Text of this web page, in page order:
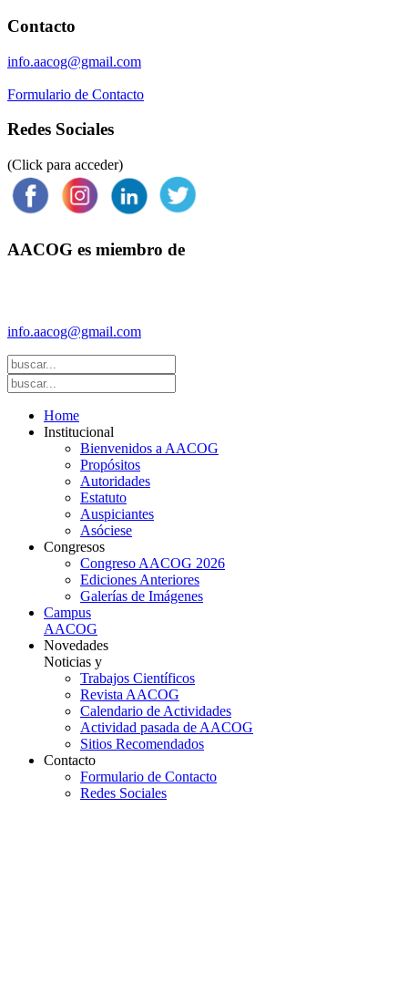
Contacto
info.aacog@gmail.com
Formulario de Contacto
Redes Sociales
(Click para acceder)
AACOG es miembro de
info.aacog@gmail.com
Home
Institucional
Bienvenidos a AACOG
Propósitos
Autoridades
Estatuto
Auspiciantes
Asóciese
Congresos
Congreso AACOG 2026
Ediciones Anteriores
Galerías de Imágenes
Campus
AACOG
Novedades
Noticias y
Trabajos Científicos
Revista AACOG
Calendario de Actividades
Actividad pasada de AACOG
Sitios Recomendados
Contacto
Formulario de Contacto
Redes Sociales